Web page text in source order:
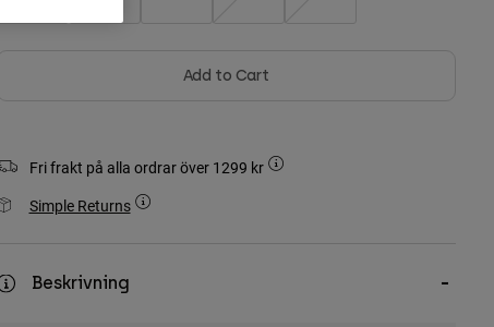
Add to Cart
Fri frakt på alla ordrar över 1299 kr
Simple Returns
Beskrivning